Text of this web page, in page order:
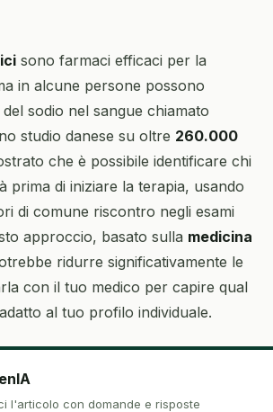
sono farmaci efficaci per la
in alcune persone possono
sodio nel sangue chiamato
studio danese su oltre 260.000
che è possibile identificare chi
prima di iniziare la terapia, usando
di comune riscontro negli esami
approccio, basato sulla medicina
ridurre significativamente le
con il tuo medico per capire qual
al tuo profilo individuale.
l'articolo con domande e risposte